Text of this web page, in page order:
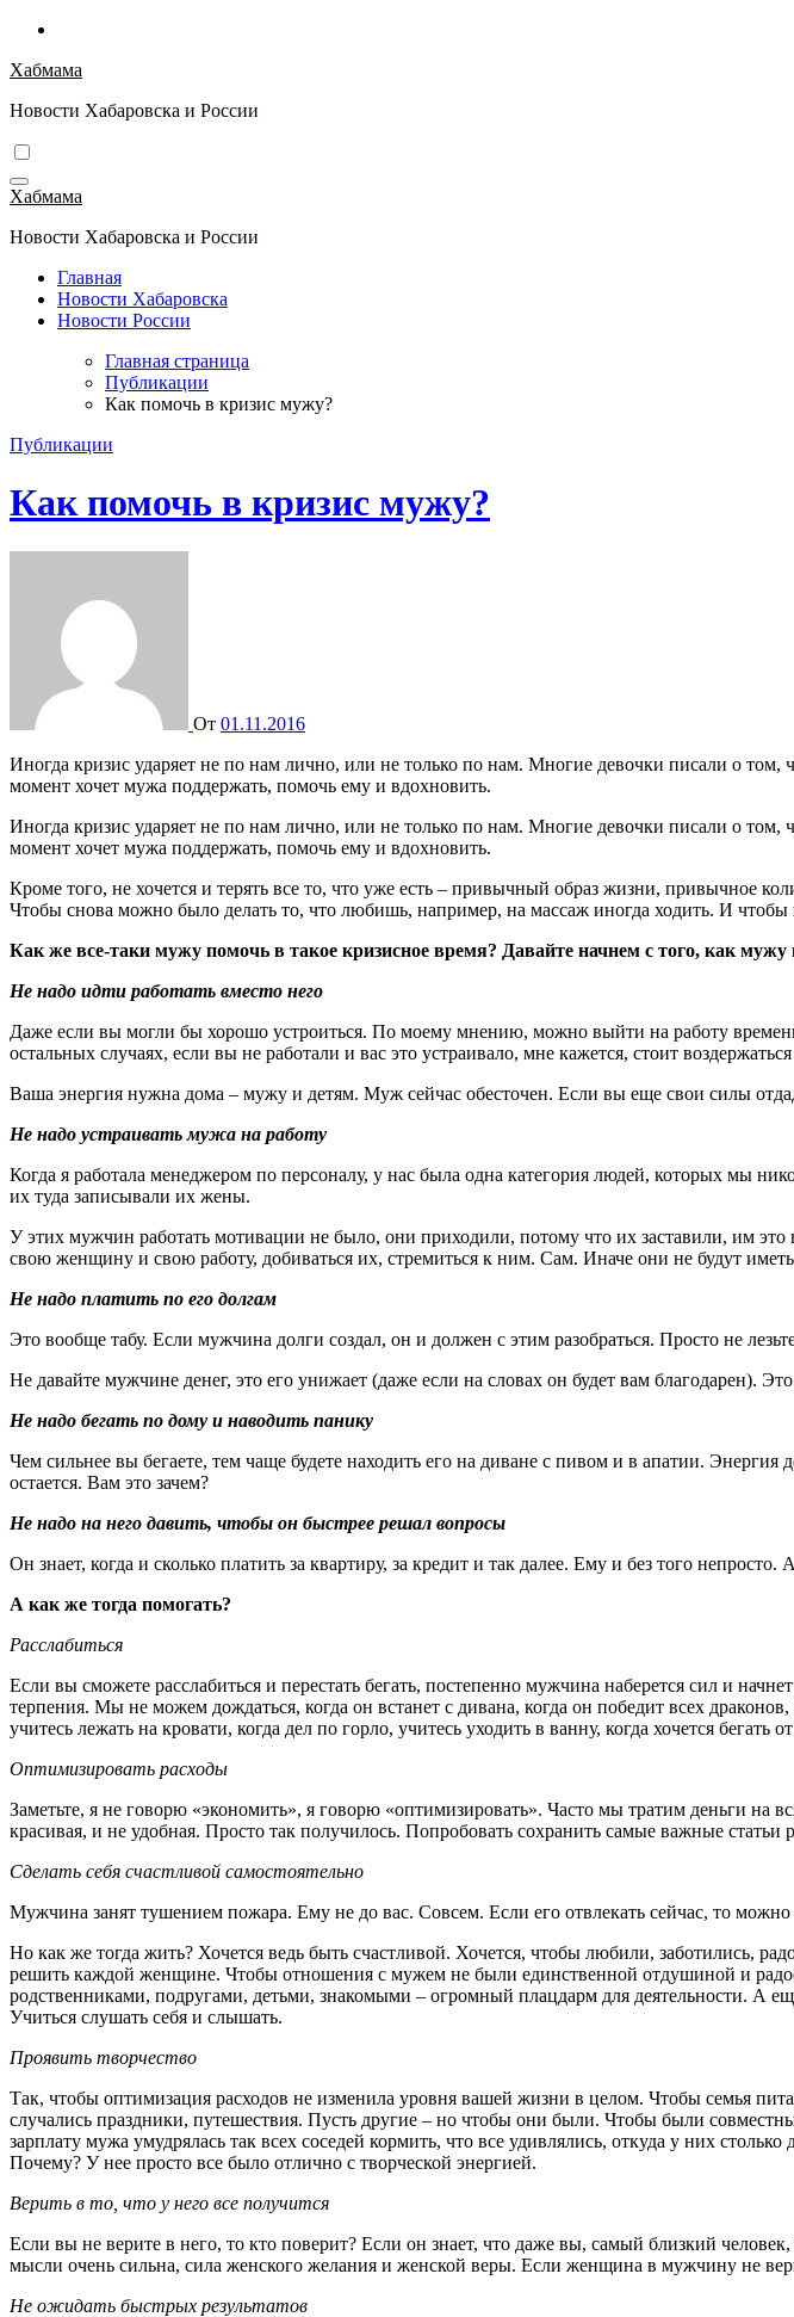
Перейти
содержимому
Хабмама
Новости Хабаровска и России
Хабмама
Новости Хабаровска и России
Главная
Новости Хабаровска
Новости России
Главная страница
Публикации
Как помочь в кризис мужу?
Публикации
Как помочь в кризис мужу?
От 01.11.2016
Иногда кризис ударяет не по нам лично, или не только по нам. Многие девочки писали о том, что сократили их мужей на работе, развалился бизнес и так далее. И каждая любящая жена в этот
момент хочет мужа поддержать, помочь ему и вдохновить.
Иногда кризис ударяет не по нам лично, или не только по нам. Многие девочки писали о
момент хочет мужа поддержать, помочь ему и вдохновить.
Кроме того, не хочется и терять все то, что уже есть – привычный образ жизни, привычное
Чтобы снова можно было делать то, что любишь, например, на массаж иногда ходить. И
Как же все-таки мужу помочь в такое кризисное время? Давайте начнем с того, как мужу
Не надо идти работать вместо него
Даже если вы могли бы хорошо устроиться. По моему мнению, можно выйти на работу
остальных случаях, если вы не работали и вас это устраивало, мне кажется, стоит
Ваша энергия нужна дома – мужу и детям. Муж сейчас обесточен. Если вы еще свои силы
Не надо устраивать мужа на работу
Когда я работала менеджером по персоналу, у нас была одна категория людей, которых мы
их туда записывали их жены.
У этих мужчин работать мотивации не было, они приходили, потому что их заставили, им
свою женщину и свою работу, добиваться их, стремиться к ним. Сам. Иначе они не будут
Не надо платить по его долгам
Это вообще табу. Если мужчина долги создал, он и должен с этим разобраться. Просто не
Не давайте мужчине денег, это его унижает (даже если на словах он будет вам благодарен).
Не надо бегать по дому и наводить панику
Чем сильнее вы бегаете, тем чаще будете находить его на диване с пивом и в апатии.
остается. Вам это зачем?
Не надо на него давить, чтобы он быстрее решал вопросы
Он знает, когда и сколько платить за квартиру, за кредит и так далее. Ему и без того
А как же тогда помогать?
Расслабиться
Если вы сможете расслабиться и перестать бегать, постепенно мужчина наберется сил и
терпения. Мы не можем дождаться, когда он встанет с дивана, когда он победит всех
учитесь лежать на кровати, когда дел по горло, учитесь уходить в ванну, когда хочется
Оптимизировать расходы
Заметьте, я не говорю «экономить», я говорю «оптимизировать». Часто мы тратим деньги на
красивая, и не удобная. Просто так получилось. Попробовать сохранить самые важные
Сделать себя счастливой самостоятельно
Мужчина занят тушением пожара. Ему не до вас. Совсем. Если его отвлекать сейчас, то
Но как же тогда жить? Хочется ведь быть счастливой. Хочется, чтобы любили, заботились,
решить каждой женщине. Чтобы отношения с мужем не были единственной отдушиной и
родственниками, подругами, детьми, знакомыми – огромный плацдарм для деятельности. А
Учиться слушать себя и слышать.
Проявить творчество
Так, чтобы оптимизация расходов не изменила уровня вашей жизни в целом. Чтобы семья
случались праздники, путешествия. Пусть другие – но чтобы они были. Чтобы были
зарплату мужа умудрялась так всех соседей кормить, что все удивлялись, откуда у них
Почему? У нее просто все было отлично с творческой энергией.
Верить в то, что у него все получится
Если вы не верите в него, то кто поверит? Если он знает, что даже вы, самый близкий
мысли очень сильна, сила женского желания и женской веры. Если женщина в мужчину не
Не ожидать быстрых результатов